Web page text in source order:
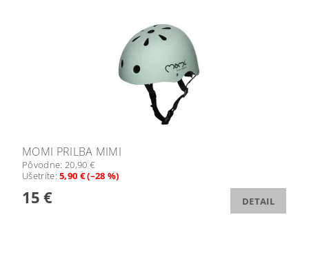
MOMI PRILBA MIMI
Pôvodne: 20,90 €
Ušetríte:5,90 € (–28 %)
15 € DETAIL